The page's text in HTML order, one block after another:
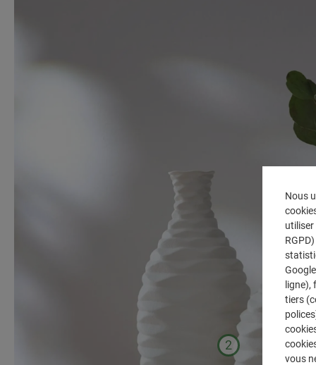
2
Nous
tiers
vous